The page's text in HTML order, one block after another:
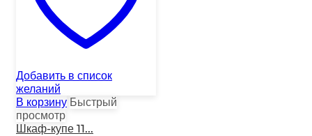
Добавить в список
желаний
В корзину Быстрый
просмотр
Шкаф-купе 11...